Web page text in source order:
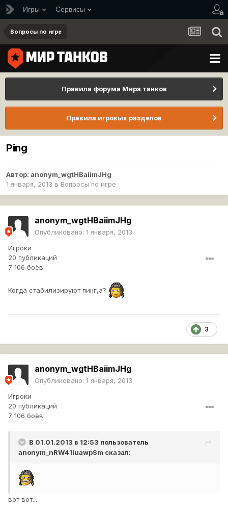
Игры Сервисы
Вопросы по игре
Правила форума Мира танков
Правила игровых разделов
Ping
Автор: anonym_wgtHBaiimJHg
1 января, 2013 в Вопросы по игре
anonym_wgtHBaiimJHg
Опубликовано: 1 января, 2013
Игроки
20 публикаций
7 106 боёв
Когда стабилизируют пинг,а?
3
anonym_wgtHBaiimJHg
Опубликовано: 1 января, 2013
Игроки
20 публикаций
7 106 боёв
В 01.01.2013 в 12:53 пользователь
anonym_nRW41iuawpSm сказал:
вот вот...